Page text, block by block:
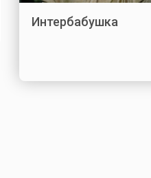
Интербабушка